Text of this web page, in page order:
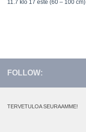
11.7 klo 17 este (60 – 100 cm)
FOLLOW:
TERVETULOA SEURAAMME!